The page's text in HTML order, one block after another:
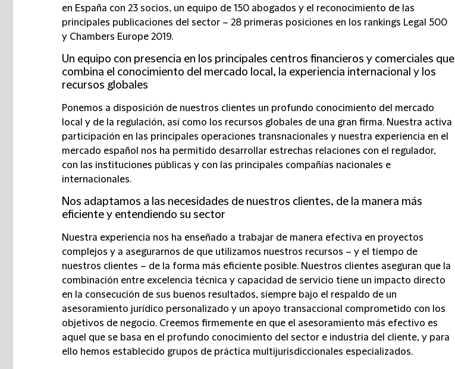
en España con 23 socios, un equipo de 150 abogados y el reconocimiento de las
principales publicaciones del sector – 28 primeras posiciones en los rankings Legal 500
y Chambers Europe 2019.
Un equipo con presencia en los principales centros financieros y comerciales que
combina el conocimiento del mercado local, la experiencia internacional y los
recursos globales
Ponemos a disposición de nuestros clientes un profundo conocimiento del mercado
local y de la regulación, así como los recursos globales de una gran firma. Nuestra activa
participación en las principales operaciones transnacionales y nuestra experiencia en el
mercado español nos ha permitido desarrollar estrechas relaciones con el regulador,
con las instituciones públicas y con las principales compañías nacionales e
internacionales.
Nos adaptamos a las necesidades de nuestros clientes, de la manera más
eficiente y entendiendo su sector
Nuestra experiencia nos ha enseñado a trabajar de manera efectiva en proyectos
complejos y a asegurarnos de que utilizamos nuestros recursos – y el tiempo de
nuestros clientes – de la forma más eficiente posible. Nuestros clientes aseguran que la
combinación entre excelencia técnica y capacidad de servicio tiene un impacto directo
en la consecución de sus buenos resultados, siempre bajo el respaldo de un
asesoramiento jurídico personalizado y un apoyo transaccional comprometido con los
objetivos de negocio. Creemos firmemente en que el asesoramiento más efectivo es
aquel que se basa en el profundo conocimiento del sector e industria del cliente, y para
ello hemos establecido grupos de práctica multijurisdiccionales especializados.